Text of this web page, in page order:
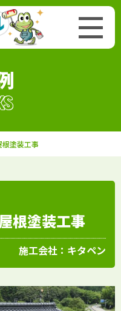
塗装工事
根塗装工事
施工会社： キタペン